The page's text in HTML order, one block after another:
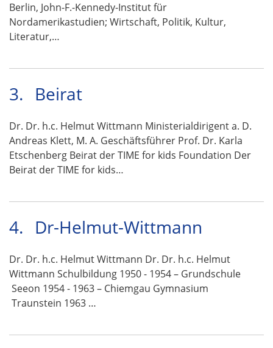
Berlin, John-F.-Kennedy-Institut für
Nordamerikastudien; Wirtschaft, Politik, Kultur,
Literatur,…
3. Beirat
Dr. Dr. h.c. Helmut Wittmann Ministerialdirigent a. D.
Andreas Klett, M. A. Geschäftsführer Prof. Dr. Karla
Etschenberg Beirat der TIME for kids Foundation Der
Beirat der TIME for kids…
4. Dr-Helmut-Wittmann
Dr. Dr. h.c. Helmut Wittmann Dr. Dr. h.c. Helmut
Wittmann Schulbildung 1950 - 1954 – Grundschule
Seeon 1954 - 1963 – Chiemgau Gymnasium
Traunstein 1963 …